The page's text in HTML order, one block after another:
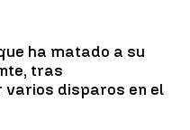
ha matado a su
tras
disparos en el